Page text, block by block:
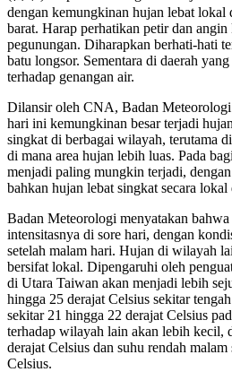
dengan kemungkinan hujan lebat lokal
barat. Harap perhatikan petir dan angin
pegunungan. Diharapkan berhati-hati
batu longsor. Sementara di daerah
terhadap genangan air.
Dilansir oleh CNA, Badan Meteorologi
hari ini kemungkinan besar terjadi
singkat di berbagai wilayah, terutama
di mana area hujan lebih luas. Pada
menjadi paling mungkin terjadi,
bahkan hujan lebat singkat secara
Badan Meteorologi menyatakan
intensitasnya di sore hari, dengan
setelah malam hari. Hujan di wilayah
bersifat lokal. Dipengaruhi oleh
di Utara Taiwan akan menjadi lebih
hingga 25 derajat Celsius sekitar
sekitar 21 hingga 22 derajat Celsius
terhadap wilayah lain akan lebih kecil,
derajat Celsius dan suhu rendah
Celsius.